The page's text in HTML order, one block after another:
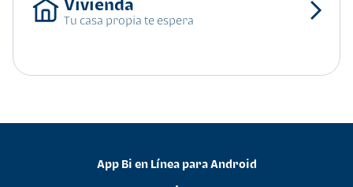
Tu casa propia te espera
App Bi en Línea para Android